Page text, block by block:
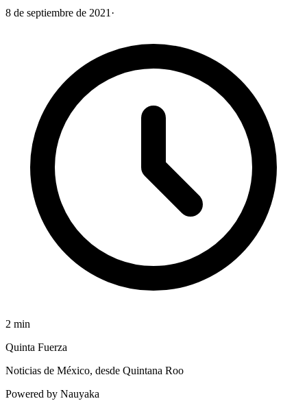
8 de septiembre de 2021 ·
2 min
Quinta Fuerza
Noticias de México, desde Quintana Roo
Powered by Nauyaka